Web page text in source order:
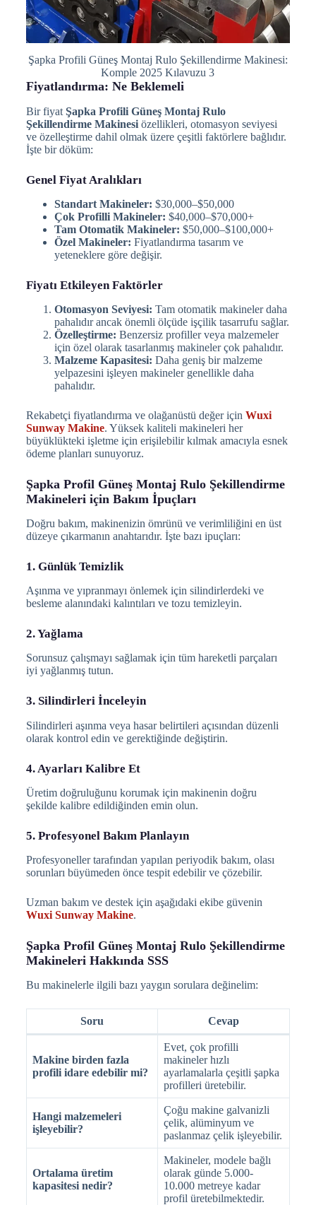
Şapka Profili Güneş Montaj Rulo Şekillendirme Makinesi:
Komple 2025 Kılavuzu 3
Fiyatlandırma: Ne Beklemeli
Bir fiyat Şapka Profili Güneş Montaj Rulo
Şekillendirme Makinesiözellikleri, otomasyon seviyesi
ve özelleştirme dahil olmak üzere çeşitli faktörlere bağlıdır.
İşte bir döküm:
Genel Fiyat Aralıkları
Standart Makineler: $30,000–$50,000
Çok Profilli Makineler: $40,000–$70,000+
Tam Otomatik Makineler: $50,000–$100,000+
Özel Makineler: Fiyatlandırma tasarım ve
yeteneklere göre değişir.
Fiyatı Etkileyen Faktörler
Otomasyon Seviyesi: Tam otomatik makineler daha
pahalıdır ancak önemli ölçüde işçilik tasarrufu sağlar.
Özelleştirme: Benzersiz profiller veya malzemeler
için özel olarak tasarlanmış makineler çok pahalıdır.
Malzeme Kapasitesi: Daha geniş bir malzeme
yelpazesini işleyen makineler genellikle daha
pahalıdır.
Rekabetçi fiyatlandırma ve olağanüstü değer için Wuxi
Sunway Makine. Yüksek kaliteli makineleri her
büyüklükteki işletme için erişilebilir kılmak amacıyla esnek
ödeme planları sunuyoruz.
Şapka Profil Güneş Montaj Rulo Şekillendirme
Makineleri için Bakım İpuçları
Doğru bakım, makinenizin ömrünü ve verimliliğini en üst
düzeye çıkarmanın anahtarıdır. İşte bazı ipuçları:
1. Günlük Temizlik
Aşınma ve yıpranmayı önlemek için silindirlerdeki ve
besleme alanındaki kalıntıları ve tozu temizleyin.
2. Yağlama
Sorunsuz çalışmayı sağlamak için tüm hareketli parçaları
iyi yağlanmış tutun.
3. Silindirleri İnceleyin
Silindirleri aşınma veya hasar belirtileri açısından düzenli
olarak kontrol edin ve gerektiğinde değiştirin.
4. Ayarları Kalibre Et
Üretim doğruluğunu korumak için makinenin doğru
şekilde kalibre edildiğinden emin olun.
5. Profesyonel Bakım Planlayın
Profesyoneller tarafından yapılan periyodik bakım, olası
sorunları büyümeden önce tespit edebilir ve çözebilir.
Uzman bakım ve destek için aşağıdaki ekibe güvenin
Wuxi Sunway Makine.
Şapka Profil Güneş Montaj Rulo Şekillendirme
Makineleri Hakkında SSS
Bu makinelerle ilgili bazı yaygın sorulara değinelim:
Soru Cevap
Makine birden fazla
profili idare edebilir mi?
Evet, çok profilli
makineler hızlı
ayarlamalarla çeşitli şapka
profilleri üretebilir.
Hangi malzemeleri
işleyebilir?
Çoğu makine galvanizli
çelik, alüminyum ve
paslanmaz çelik işleyebilir.
Ortalama üretim
kapasitesi nedir?
Makineler, modele bağlı
olarak günde 5.000-
10.000 metreye kadar
profil üretebilmektedir.